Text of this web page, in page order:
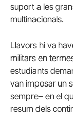
suport a les
multinacionals.
Llavors hi va
militars en
estudiants
van imposar un
sempre– en el
resum dels